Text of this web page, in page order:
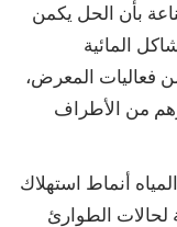
بأن الحل يكمن
المائية
فعاليات المعرض،
من الأطراف
أنماط استهلاك
لحالات الطوارئ